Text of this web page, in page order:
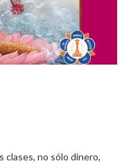
clases, no sólo dinero,